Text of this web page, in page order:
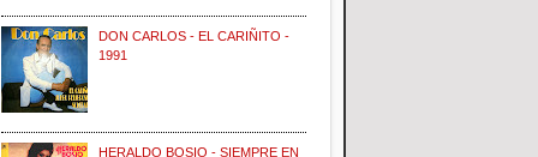
DON CARLOS - EL CARIÑITO -
1991
HERALDO BOSIO - SIEMPRE EN